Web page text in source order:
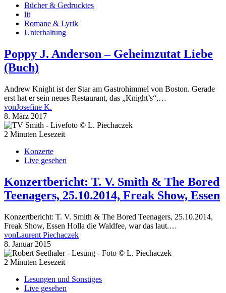
Bücher & Gedrucktes
lit
Romane & Lyrik
Unterhaltung
Poppy J. Anderson – Geheimzutat Liebe
(Buch)
Andrew Knight ist der Star am Gastrohimmel von Boston. Gerade
erst hat er sein neues Restaurant, das „Knight’s“,…
vonJosefine K.
8. März 2017
2 Minuten Lesezeit
Konzerte
Live gesehen
Konzertbericht: T. V. Smith & The Bored
Teenagers, 25.10.2014, Freak Show, Essen
Konzertbericht: T. V. Smith & The Bored Teenagers, 25.10.2014,
Freak Show, Essen Holla die Waldfee, war das laut.…
vonLaurent Piechaczek
8. Januar 2015
2 Minuten Lesezeit
Lesungen und Sonstiges
Live gesehen